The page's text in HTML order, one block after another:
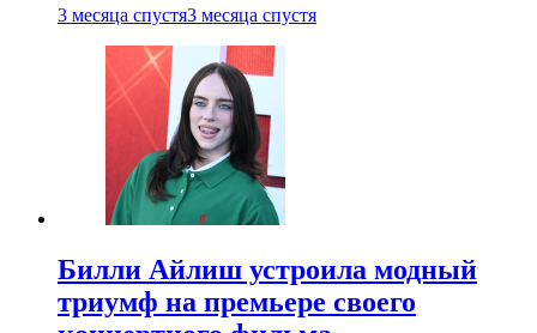
3 месяца спустя3 месяца спустя
Билли Айлиш устроила модный
триумф на премьере своего